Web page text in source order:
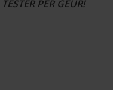
PER GEUR!